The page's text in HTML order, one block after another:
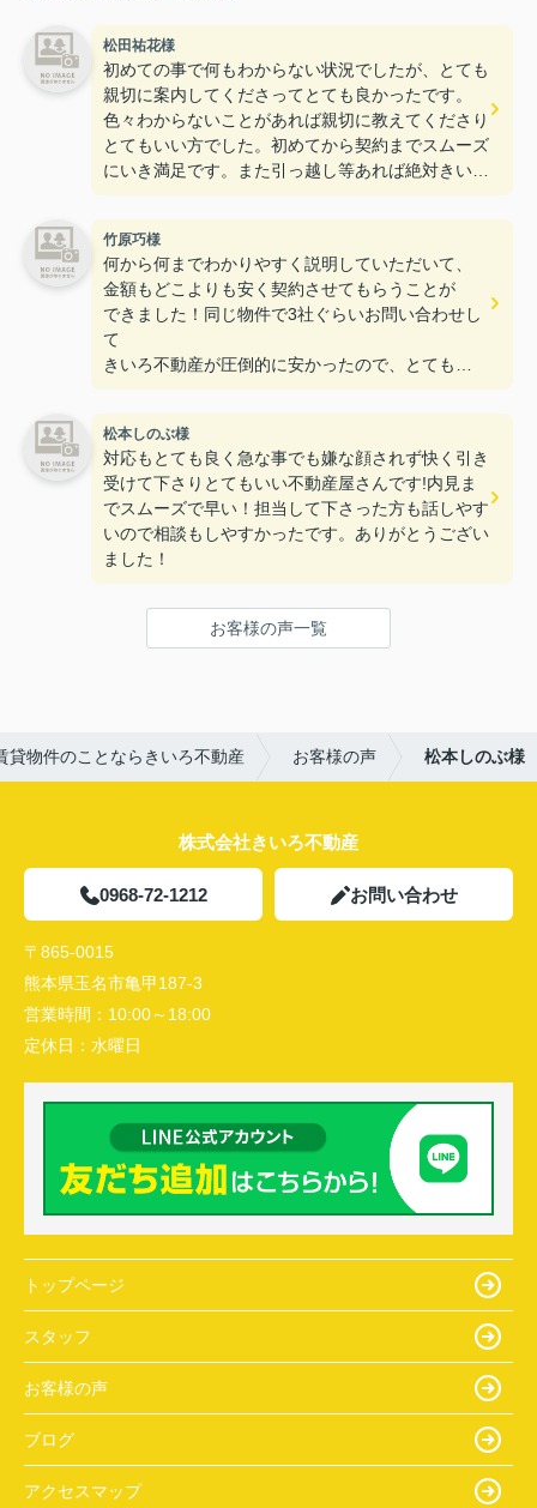
松田祐花様
初めての事で何もわからない状況でしたが、とても
親切に案内してくださってとても良かったです。
色々わからないことがあれば親切に教えてくださり
とてもいい方でした。初めてから契約までスムーズ
にいき満足です。また引っ越し等あれば絶対きいろ
竹原巧様
何から何までわかりやすく説明していただいて、
金額もどこよりも安く契約させてもらうことが
できました！同じ物件で3社ぐらいお問い合わせし
て
きいろ不動産が圧倒的に安かったので、とても
ありがとうございました。
社長さんも話しやすくてすごく良い人なので、
物件探しの際は、是非お問い合わせされてくださ
い！
松本しのぶ様
対応もとても良く急な事でも嫌な顔されず快く引き
受けて下さりとてもいい不動産屋さんです!内見ま
でスムーズで早い！担当して下さった方も話しやす
いので相談もしやすかったです。ありがとうござい
ました！
お客様の声一覧
貸物件のことならきいろ不動産 お客様の声 松本しのぶ様
株式会社きいろ不動産
0968-72-1212 お問い合わせ
〒865-0015
熊本県玉名市亀甲187-3
営業時間： 10:00～18:00
定休日： 水曜日
トップページ
スタッフ
お客様の声
ブログ
アクセスマップ